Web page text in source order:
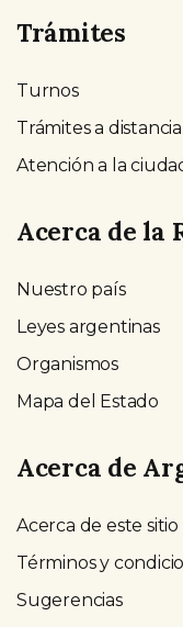
Trámites
Turnos
Trámites a distancia
Atención a la
Acerca de la
Nuestro país
Leyes argentinas
Organismos
Mapa del Estado
Acerca de
Acerca de este sitio
Términos y
Sugerencias